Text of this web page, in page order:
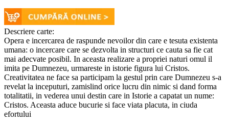
Descriere carte:
Opera e incercarea de raspunde nevoilor din care e tesuta existenta
umana: o incercare care se dezvolta in structuri ce cauta sa fie cat
mai adecvate posibil. In aceasta realizare a propriei naturi omul il
imita pe Dumnezeu, urmareste in istorie figura lui Cristos.
Creativitatea ne face sa participam la gestul prin care Dumnezeu s-a
revelat la inceputuri, zamislind orice lucru din nimic si dand forma
totalitatii, in vederea unui destin care in Istorie a capatat un nume:
Cristos. Aceasta aduce bucurie si face viata placuta, in ciuda
efortului